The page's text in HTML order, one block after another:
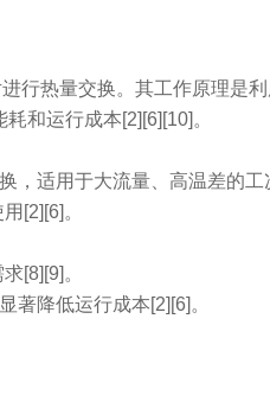
行热量交换。其工作原理是
和运行成本[2][6][10]。
，适用于大流量、高温差的工
[2][6]。
[8][9]。
著降低运行成本[2][6]。